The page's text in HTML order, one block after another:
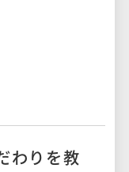
わりを教